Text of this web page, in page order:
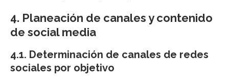
4. Planeación de canales y contenido
de social media
4.1. Determinación de canales de redes
sociales por objetivo